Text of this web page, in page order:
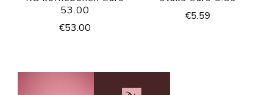
53.00
€53.00
€5.59